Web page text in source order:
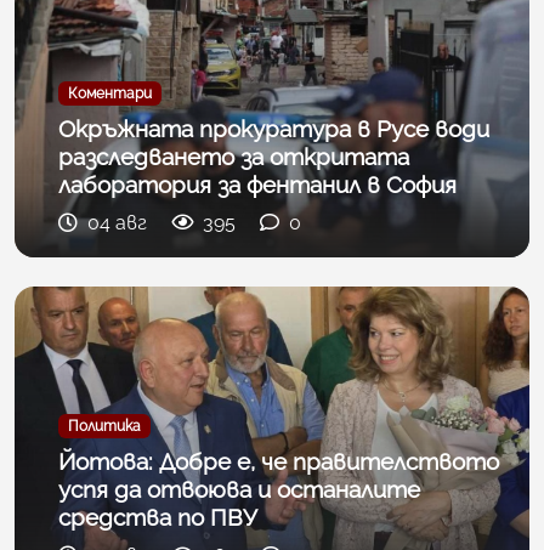
Коментари
Окръжната прокуратура в Русе води
разследването за откритата
лаборатория за фентанил в София
04 авг 395 0
Политика
Йотова: Добре е, че правителството
успя да отвоюва и останалите
средства по ПВУ